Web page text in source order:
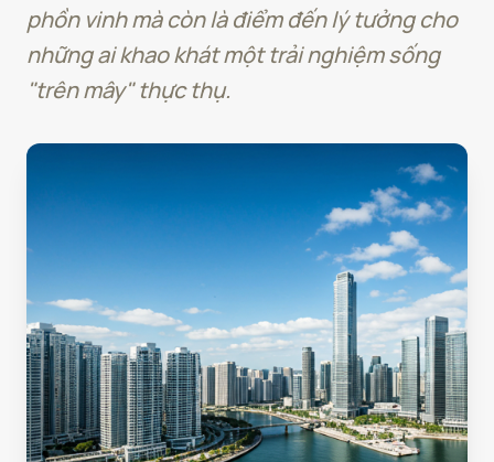
phồn vinh mà còn là điểm đến lý tưởng cho
những ai khao khát một trải nghiệm sống
"trên mây" thực thụ.